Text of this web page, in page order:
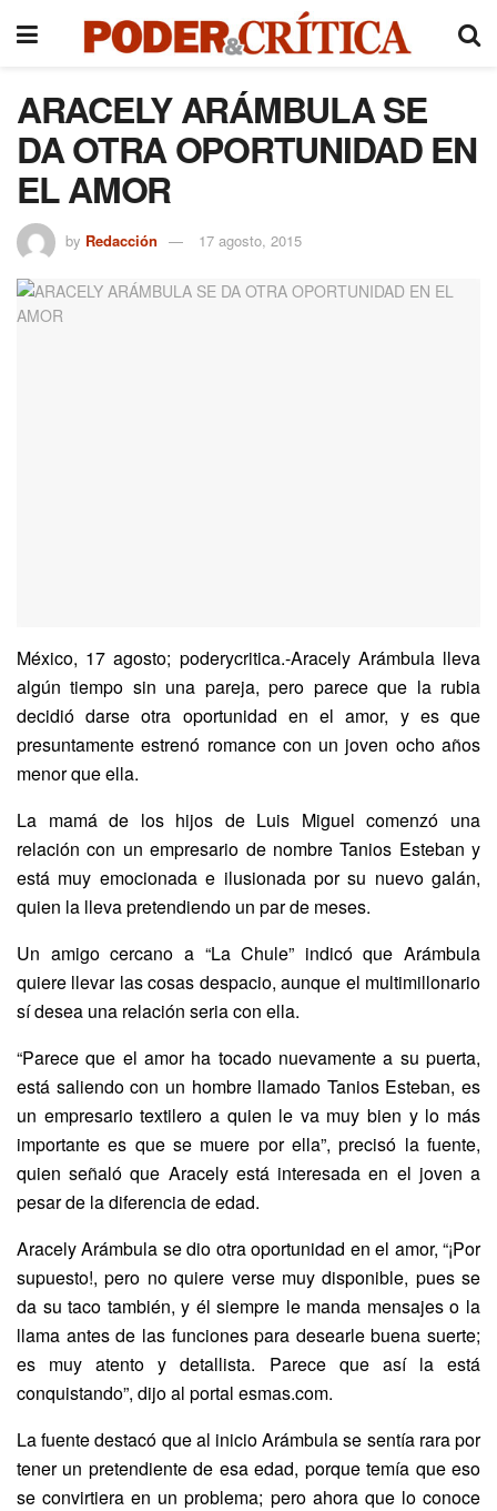
ARACELY ARÁMBULA SE
DA OTRA OPORTUNIDAD EN
EL AMOR
by Redacción 17 agosto, 2015
México, 17 agosto; poderycritica.-Aracely Arámbula lleva
algún tiempo sin una pareja, pero parece que la rubia
decidió darse otra oportunidad en el amor, y es que
presuntamente estrenó romance con un joven ocho años
menor que ella.
La mamá de los hijos de Luis Miguel comenzó una
relación con un empresario de nombre Tanios Esteban y
está muy emocionada e ilusionada por su nuevo galán,
quien la lleva pretendiendo un par de meses.
Un amigo cercano a “La Chule” indicó que Arámbula
quiere llevar las cosas despacio, aunque el multimillonario
sí desea una relación seria con ella.
“Parece que el amor ha tocado nuevamente a su puerta,
está saliendo con un hombre llamado Tanios Esteban, es
un empresario textilero a quien le va muy bien y lo más
importante es que se muere por ella”, precisó la fuente,
quien señaló que Aracely está interesada en el joven a
pesar de la diferencia de edad.
Aracely Arámbula se dio otra oportunidad en el amor, “¡Por
supuesto!, pero no quiere verse muy disponible, pues se
da su taco también, y él siempre le manda mensajes o la
llama antes de las funciones para desearle buena suerte;
es muy atento y detallista. Parece que así la está
conquistando”, dijo al portal esmas.com.
La fuente destacó que al inicio Arámbula se sentía rara por
tener un pretendiente de esa edad, porque temía que eso
se convirtiera en un problema; pero ahora que lo conoce